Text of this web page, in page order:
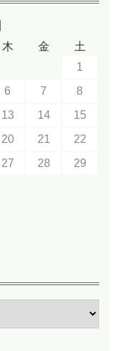
木 金
土
1
6 7
8
13 14
15
20 21
22
27 28
29